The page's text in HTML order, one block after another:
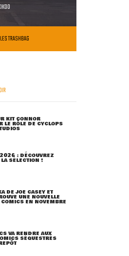
TRASHBAG
KIT CONNOR
LE RÔLE DE CYCLOPS
: DÉCOUVREZ
SÉLECTION !
DE JOE CASEY ET
UNE NOUVELLE
EN NOVEMBRE
VA RENDRE AUX
SÉQUESTRÉS